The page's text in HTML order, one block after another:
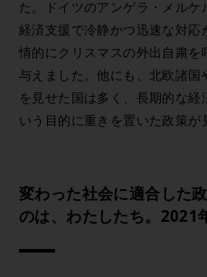
た。ドイツのアンゲラ・メル
経済支援で冷静かつ迅速な対
情的にクリスマスの外出自粛
与えました。他にも、北欧諸
を見せた国は多く、長期的な
いう目的に重きを置いた政策が
変わった社会に適合した
のは、わたしたち。2021